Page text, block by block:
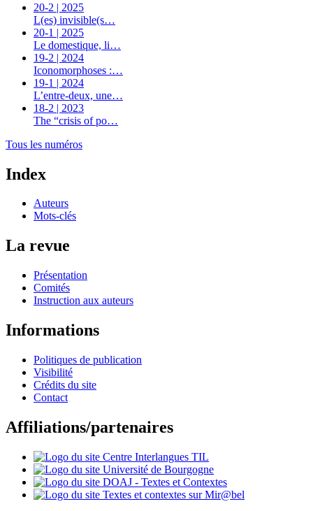
20-2 | 2025
L(es) invisible(s…
20-1 | 2025
Le domestique, li…
19-2 | 2024
Iconomorphoses :…
19-1 | 2024
L’entre-deux, une…
18-2 | 2023
The “crisis of po…
Tous les numéros
Index
Auteurs
Mots-clés
La revue
Présentation
Comités
Instruction aux auteurs
Informations
Politiques de publication
Visibilité
Crédits du site
Contact
Affiliations/partenaires